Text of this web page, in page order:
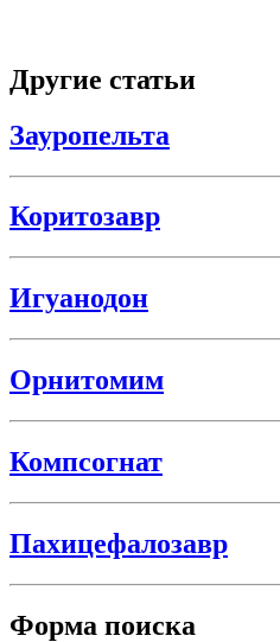
Другие статьи
Зауропельта
Коритозавр
Игуанодон
Орнитомим
Компсогнат
Пахицефалозавр
Форма поиска